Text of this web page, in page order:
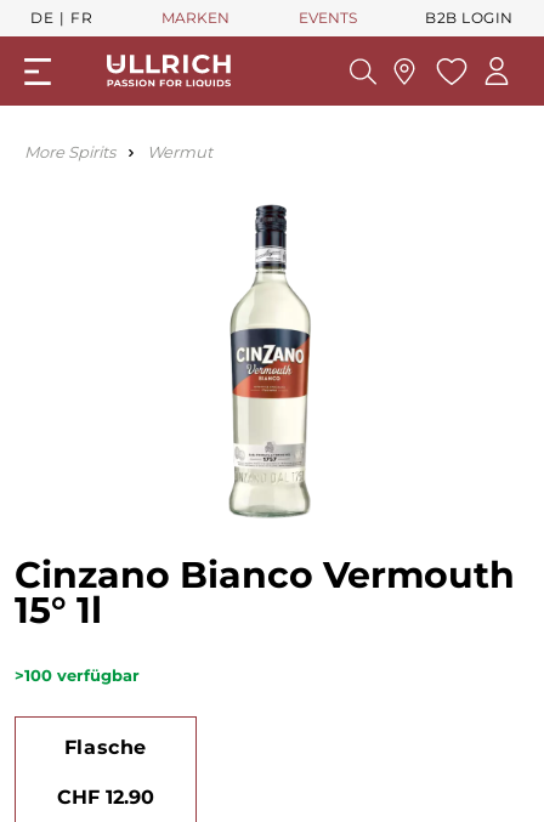
DE FR MARKEN EVENTS B2B LOGIN
More Spirits Wermut
Cinzano Bianco Vermouth
15° 1l
>100 verfügbar
Flasche
CHF 12.90